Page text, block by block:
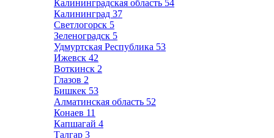
Калининградская область 54
Калининград 37
Светлогорск 5
Зеленоградск 5
Удмуртская Республика 53
Ижевск 42
Воткинск 2
Глазов 2
Бишкек 53
Алматинская область 52
Конаев 11
Капшагай 4
Талгар 3